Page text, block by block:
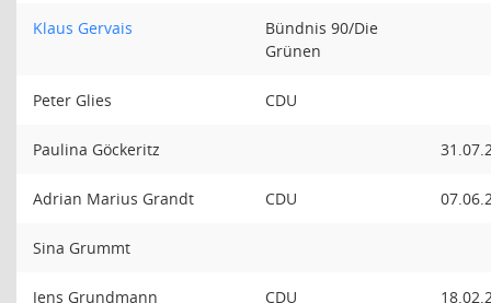
Klaus Gervais
Bündnis 90/Die
Grünen
Peter Glies CDU
Paulina Göckeritz
Adrian Marius Grandt CDU
Sina Grummt
Jens Grundmann CDU